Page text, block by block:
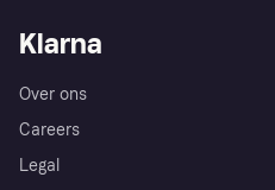
Klarna
Over ons
Careers
Legal